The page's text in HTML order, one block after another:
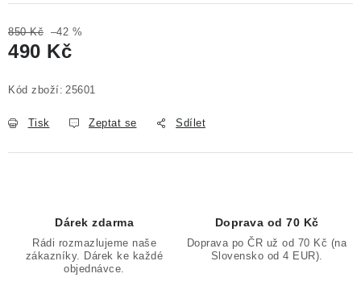
850 Kč –42 %
490 Kč
Kód zboží: 25601
Tisk Zeptat se Sdílet
Dárek zdarma
Rádi rozmazlujeme naše
zákazníky. Dárek ke každé
objednávce.
Doprava od 70 Kč
Doprava po ČR už od 70 Kč (na
Slovensko od 4 EUR).